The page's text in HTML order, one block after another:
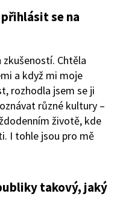
se na
zkušeností. Chtěla
a když mi moje
rozhodla jsem se ji
různé kultury –
životě, kde
I tohle jsou pro mě
takový, jaký